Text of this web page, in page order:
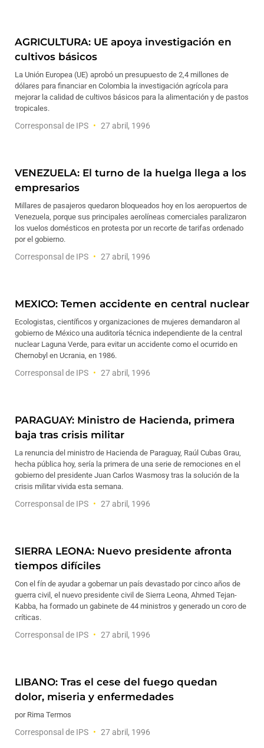
AGRICULTURA: UE apoya investigación en
cultivos básicos
La Unión Europea (UE) aprobó un presupuesto de 2,4 millones de
dólares para financiar en Colombia la investigación agrícola para
mejorar la calidad de cultivos básicos para la alimentación y de pastos
tropicales.
Corresponsal de IPS 27 abril, 1996
VENEZUELA: El turno de la huelga llega a los
empresarios
Millares de pasajeros quedaron bloqueados hoy en los aeropuertos de
Venezuela, porque sus principales aerolíneas comerciales paralizaron
los vuelos domésticos en protesta por un recorte de tarifas ordenado
por el gobierno.
Corresponsal de IPS 27 abril, 1996
MEXICO: Temen accidente en central nuclear
Ecologistas, científicos y organizaciones de mujeres demandaron al
gobierno de México una auditoría técnica independiente de la central
nuclear Laguna Verde, para evitar un accidente como el ocurrido en
Chernobyl en Ucrania, en 1986.
Corresponsal de IPS 27 abril, 1996
PARAGUAY: Ministro de Hacienda, primera
baja tras crisis militar
La renuncia del ministro de Hacienda de Paraguay, Raúl Cubas Grau,
hecha pública hoy, sería la primera de una serie de remociones en el
gobierno del presidente Juan Carlos Wasmosy tras la solución de la
crisis militar vivida esta semana.
Corresponsal de IPS 27 abril, 1996
SIERRA LEONA: Nuevo presidente afronta
tiempos difíciles
Con el fín de ayudar a gobernar un país devastado por cinco años de
guerra civil, el nuevo presidente civil de Sierra Leona, Ahmed Tejan-
Kabba, ha formado un gabinete de 44 ministros y generado un coro de
críticas.
Corresponsal de IPS 27 abril, 1996
LIBANO: Tras el cese del fuego quedan
dolor, miseria y enfermedades
por Rima Termos
Corresponsal de IPS 27 abril, 1996